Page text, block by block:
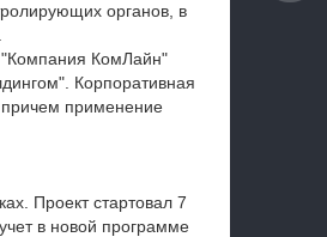
органов, в
"Компания КомЛайн"
Корпоративная
причем применение
Проект стартовал 7
в новой программе